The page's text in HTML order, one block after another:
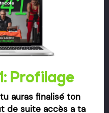
Profilage
auras finalisé ton
de suite accès a ta